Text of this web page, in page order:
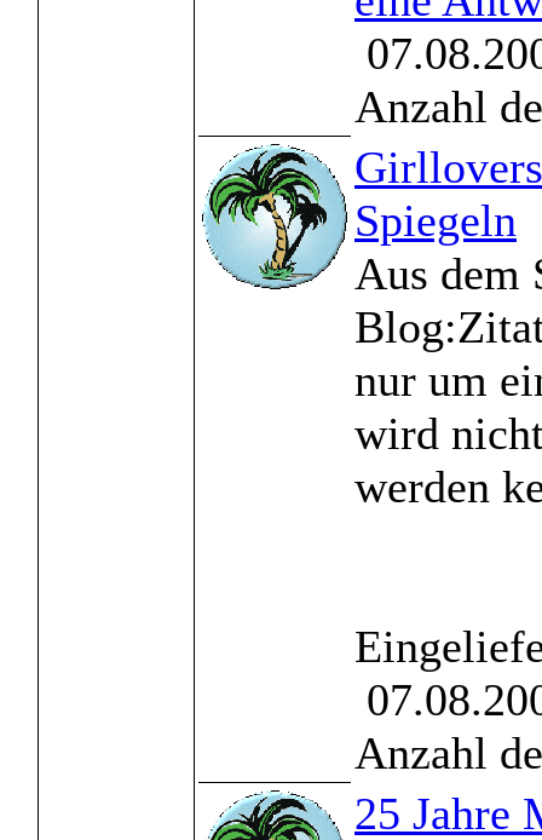
Anzahl
Spiegeln
Aus dem
nur um
wird
werden
Anzahl
25 Jahre